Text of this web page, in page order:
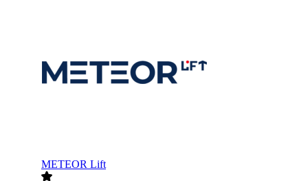
METEOR Lift